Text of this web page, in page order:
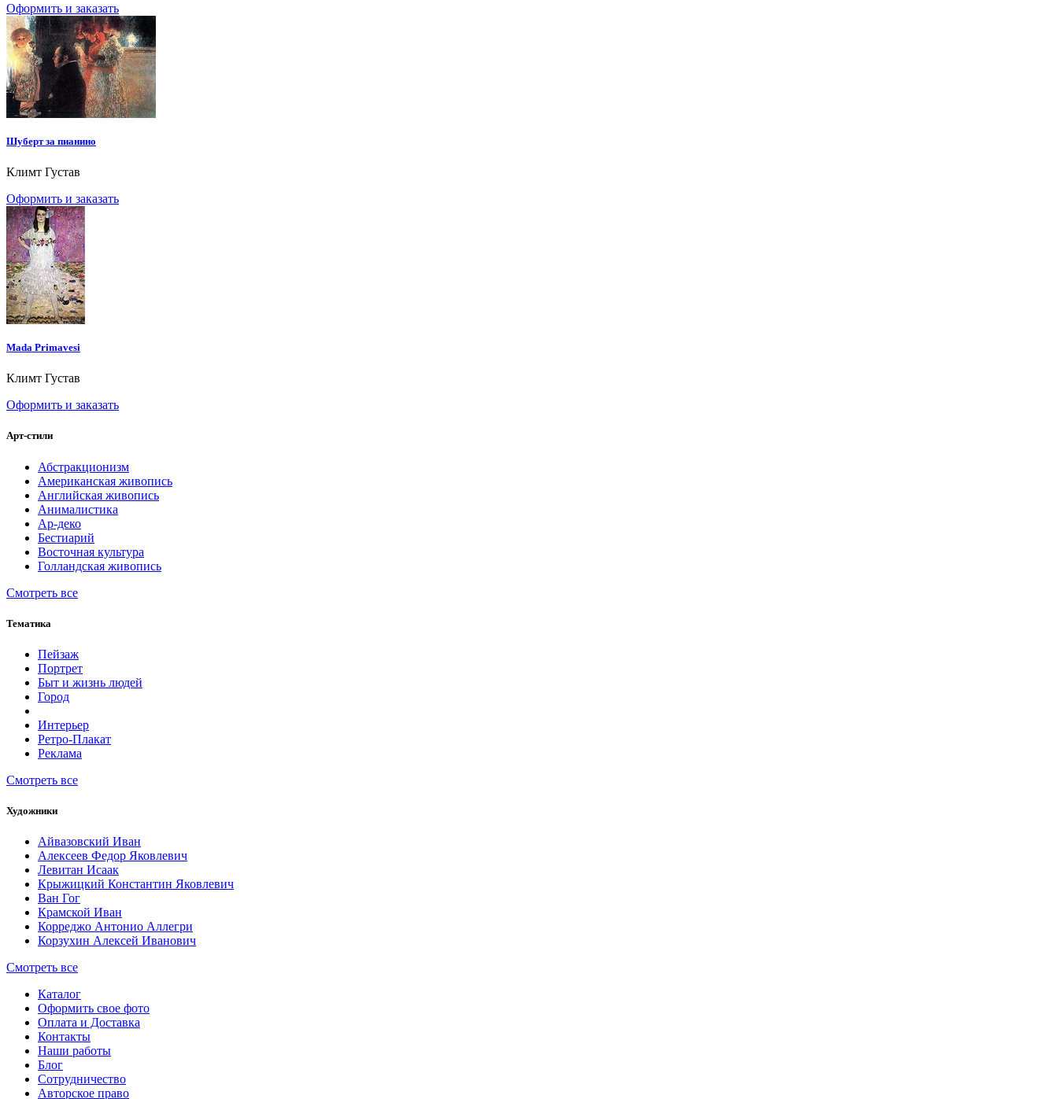
Оформить и заказать
Шуберт за пианино
Климт Густав
Оформить и заказать
Mada Primavesi
Климт Густав
Оформить и заказать
Арт-стили
Абстракционизм
Американская живопись
Английская живопись
Анималистика
Ар-деко
Бестиарий
Восточная культура
Голландская живопись
Смотреть все
Тематика
Пейзаж
Портрет
Быт и жизнь людей
Город
Интерьер
Ретро-Плакат
Реклама
Смотреть все
Художники
Айвазовский Иван
Алексеев Федор Яковлевич
Левитан Исаак
Крыжицкий Константин Яковлевич
Ван Гог
Крамской Иван
Корреджо Антонио Аллегри
Корзухин Алексей Иванович
Смотреть все
Каталог
Оформить свое фото
Оплата и Доставка
Контакты
Наши работы
Блог
Сотрудничество
Авторское право